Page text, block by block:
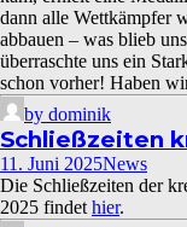
dann alle Wettkämpfer
abbauen – was blieb
überraschte uns ein
schon vorher! Haben
by dominik
Schließzeiten
11. Juni 2025News
Die Schließzeiten der
2025 findet hier.